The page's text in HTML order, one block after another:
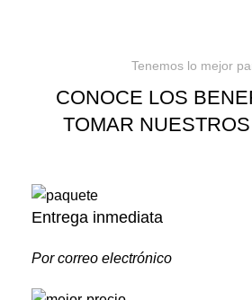
Tenemos lo mejor
CONOCE LOS
TOMAR
Entrega inmediata
Por correo electrónico